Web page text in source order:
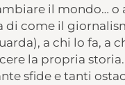
il mondo… o
di come il
a chi lo fa, a
la propria
sfide e tanti